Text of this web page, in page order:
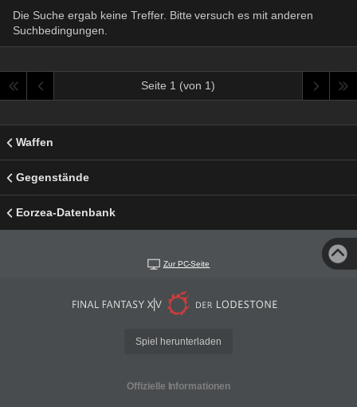
Die Suche ergab keine Treffer. Bitte versuch es mit anderen
Suchbedingungen.
Seite 1 (von 1)
Waffen
Gegenstände
Eorzea-Datenbank
Zur PC-Seite
Spiel herunterladen
Offizielle Informationen